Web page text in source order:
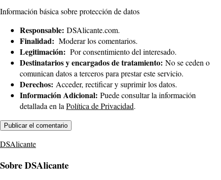
Información básica sobre protección de datos
Responsable: DSAlicante.com.
Finalidad: Moderar los comentarios.
Legitimación: Por consentimiento del interesado.
Destinatarios y encargados de tratamiento: No se ceden o
comunican datos a terceros para prestar este servicio.
Derechos: Acceder, rectificar y suprimir los datos.
Información Adicional: Puede consultar la información
detallada en laPolítica de Privacidad.
DSAlicante
Sobre DSAlicante